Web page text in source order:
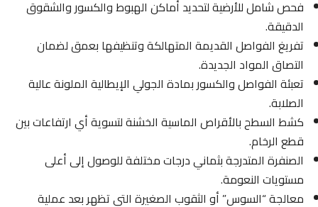
فحص شامل للأرضية لتحديد أماكن الهبوط والكسور والشقوق
الدقيقة.
تفريغ الفواصل القديمة المتهالكة وتنظيفها بعمق لضمان
التصاق المواد الجديدة.
تعبئة الفواصل والكسور بمادة الجولي الإيطالية الملونة عالية
الصلابة.
كشط السطح بالأقراص الماسية الخشنة لتسوية أي ارتفاعات بين
قطع الرخام.
الصنفرة المتدرجة بثماني درجات مختلفة للوصول إلى أعلى
مستويات النعومة.
معالجة “السوس” أو الثقوب الصغيرة التي تظهر بعد عملية